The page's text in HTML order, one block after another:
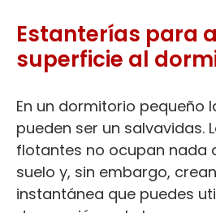
Estanterías para
superficie al
En un dormitorio pequeño
pueden ser un salvavidas.
flotantes no ocupan nada
suelo y, sin embargo,
instantánea que puedes